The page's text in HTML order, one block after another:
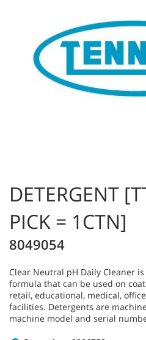
DETERGENT
PICK = 1CTN]
8049054
Clear Neutral pH Daily Cleaner
formula that can be used on
retail, educational, medical,
facilities. Detergents are
machine model and serial